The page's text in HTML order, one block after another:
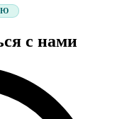
с нами